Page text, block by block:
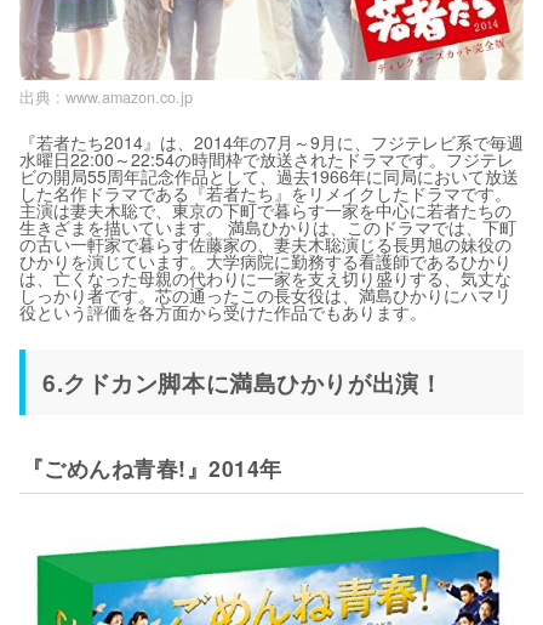
出典 : www.amazon.co.jp
『若者たち2014』は、2014年の7月～9月に、フジテレビ系で毎週
水曜日22:00～22:54の時間枠で放送されたドラマです。フジテレ
ビの開局55周年記念作品として、過去1966年に同局において放送
した名作ドラマである『若者たち』をリメイクしたドラマです。
主演は妻夫木聡で、東京の下町で暮らす一家を中心に若者たちの
生きざまを描いています。 満島ひかりは、このドラマでは、下町
の古い一軒家で暮らす佐藤家の、妻夫木聡演じる長男旭の妹役の
ひかりを演じています。大学病院に勤務する看護師であるひかり
は、亡くなった母親の代わりに一家を支え切り盛りする、気丈な
しっかり者です。芯の通ったこの長女役は、満島ひかりにハマリ
役という評価を各方面から受けた作品でもあります。
6.クドカン脚本に満島ひかりが出演！
『ごめんね青春!』2014年